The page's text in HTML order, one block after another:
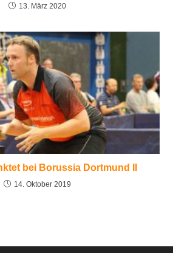
13. März 2020
bei Borussia Dortmund II
14. Oktober 2019